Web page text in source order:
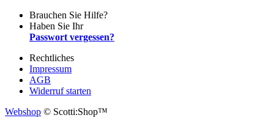
Brauchen Sie Hilfe?
Haben Sie Ihr
Passwort vergessen?
Rechtliches
Impressum
AGB
Widerruf starten
Webshop © Scotti:Shop™